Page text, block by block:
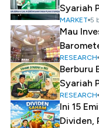
Syariah
MARKET 5
Mau
RESEARCH
Berburu
Syariah
RESEARCH
Ini 15
Dividen,